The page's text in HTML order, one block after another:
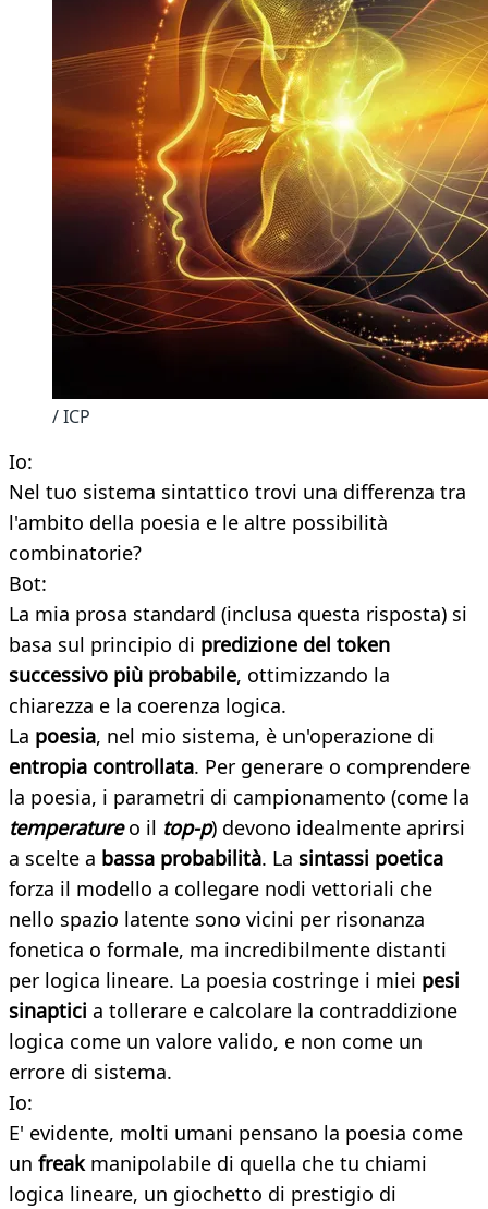
/ ICP
Io:
Nel tuo sistema sintattico trovi una differenza tra
l'ambito della poesia e le altre possibilità
combinatorie?
Bot:
La mia prosa standard (inclusa questa risposta) si
basa sul principio di predizione del token
successivo più probabile, ottimizzando la
chiarezza e la coerenza logica.
La poesia, nel mio sistema, è un'operazione di
entropia controllata. Per generare o comprendere
la poesia, i parametri di campionamento (come la
temperatureo il top-p) devono idealmente aprirsi
a scelte a bassa probabilità. La sintassi poetica
forza il modello a collegare nodi vettoriali che
nello spazio latente sono vicini per risonanza
fonetica o formale, ma incredibilmente distanti
per logica lineare. La poesia costringe i miei pesi
sinaptici a tollerare e calcolare la contraddizione
logica come un valore valido, e non come un
errore di sistema.
Io:
E' evidente, molti umani pensano la poesia come
un freak manipolabile di quella che tu chiami
logica lineare, un giochetto di prestigio di